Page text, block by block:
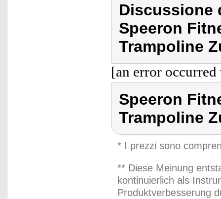
Discussione
Speeron
Trampoline
[an error
Speeron
Trampoline
* I prezzi sono
** Diese Meinung
kontinuierlich als
Produktverbesserung